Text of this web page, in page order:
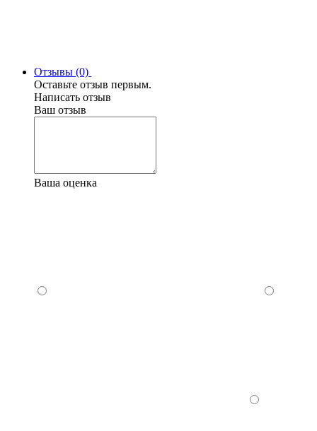
Отзывы (0)
Оставьте отзыв первым.
Написать отзыв
Ваш отзыв
Ваша оценка